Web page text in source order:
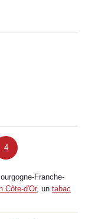
4
Franche-
Côte-d'Or, un tabac